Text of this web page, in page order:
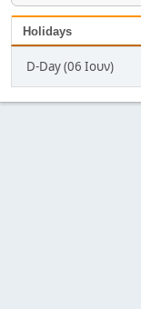
Holidays
D-Day (06 Ιουν)